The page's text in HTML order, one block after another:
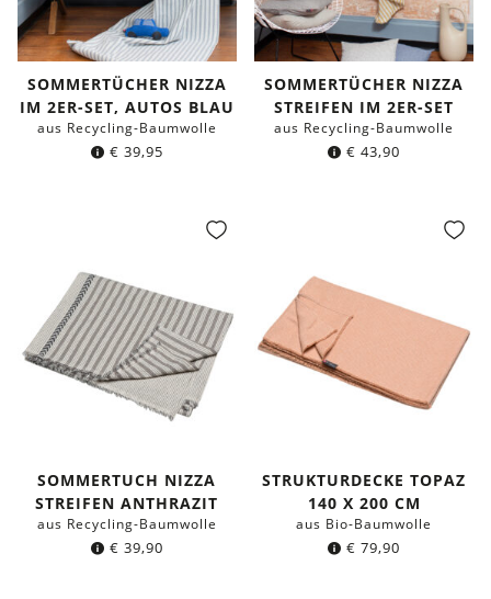
SOMMERTÜCHER NIZZA
IM 2ER-SET, AUTOS BLAU
aus Recycling-Baumwolle
€ 39,95
SOMMERTÜCHER NIZZA
STREIFEN IM 2ER-SET
aus Recycling-Baumwolle
€ 43,90
SOMMERTUCH NIZZA
STREIFEN ANTHRAZIT
aus Recycling-Baumwolle
€ 39,90
STRUKTURDECKE TOPAZ
140 X 200 CM
aus Bio-Baumwolle
€ 79,90